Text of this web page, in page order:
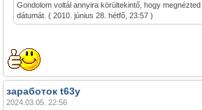
Gondolom voltál annyira körültekintő, hogy
dátumát. ( 2010. június 28. hétfő, 23:57 )
заработок t63y
2024.03.05. 22:56